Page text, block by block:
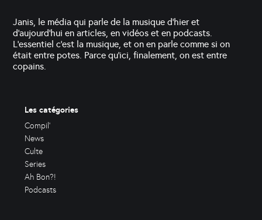
Janis, le média qui parle de la musique d'hier et
d'aujourd'hui en articles, en vidéos et en podcasts.
L'essentiel c'est la musique, et on en parle comme si on
était entre potes. Parce qu'ici, finalement, on est entre
copains.
Les catégories
Compil'
News
Culte
Series
Ah Bon?!
Podcasts